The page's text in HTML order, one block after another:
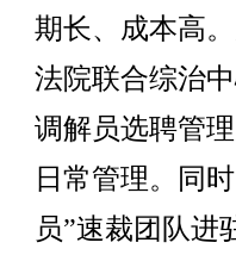
期长、成本高
法院联合综治
调解员选聘管
日常管理。同
员”速裁团队进